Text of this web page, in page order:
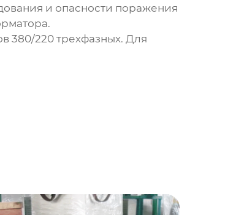
и опасности поражения
380/220 трехфазных. Для